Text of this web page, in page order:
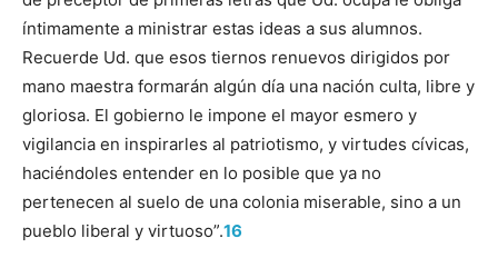
íntimamente a ministrar estas ideas a sus alumnos.
Recuerde Ud. que esos tiernos renuevos dirigidos por
mano maestra formarán algún día una nación culta, libre y
gloriosa. El gobierno le impone el mayor esmero y
vigilancia en inspirarles al patriotismo, y virtudes cívicas,
haciéndoles entender en lo posible que ya no
pertenecen al suelo de una colonia miserable, sino a un
pueblo liberal y virtuoso”.16